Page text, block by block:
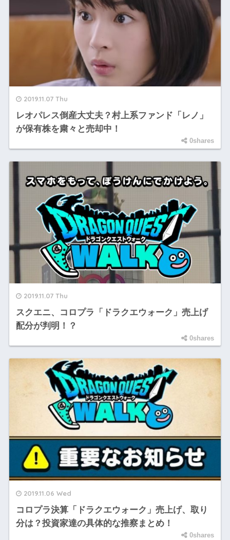
2019.11.07 Thu
レオパレス倒産大丈夫？村上系ファンド「レノ」
が保有株を粛々と売却中！
0shares
2019.11.07 Thu
スクエニ、コロプラ「ドラクエウォーク」売上げ
配分が判明！？
0shares
2019.11.06 Wed
コロプラ決算「ドラクエウォーク」売上げ、取り
分は？投資家達の具体的な推察まとめ！
0shares